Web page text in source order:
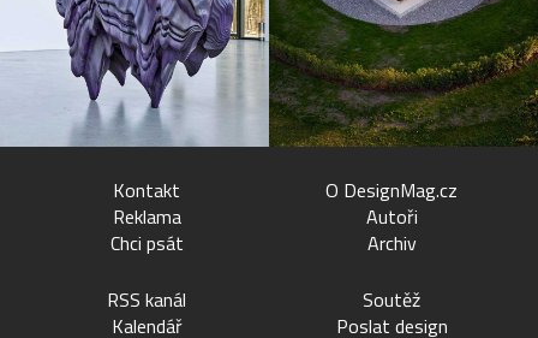
Kontakt
Reklama
Chci psát
O DesignMag.cz
Autoři
Archiv
RSS kanál
Kalendář
Soutěž
Poslat design